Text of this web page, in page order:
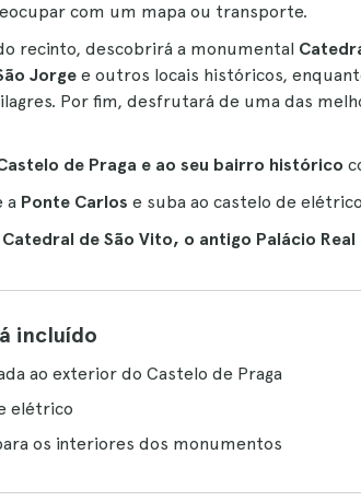
com um mapa ou transporte.
recinto, descobrirá a monumental
Jorge e outros locais históricos,
Por fim, desfrutará de uma das
de Praga e ao seu bairro histórico
a Ponte Carlos e suba ao castelo de
Catedral de São Vito, o antigo Palácio Real
incluído
ao exterior do Castelo de Praga
elétrico
os interiores dos monumentos